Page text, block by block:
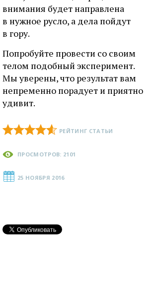
внимания будет направлена
в нужное русло, а дела пойдут
в гору.
Попробуйте провести со своим
телом подобный эксперимент.
Мы уверены, что результат вам
непременно порадует и приятно
удивит.
РЕЙТИНГ СТАТЬИ
ПРОСМОТРОВ: 2101
25 НОЯБРЯ 2016